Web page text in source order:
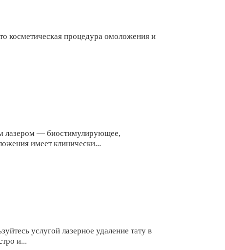
косметическая процедура омоложения и
— биостимулирующее,
имеет клинически...
услугой лазерное удаление тату в
и...